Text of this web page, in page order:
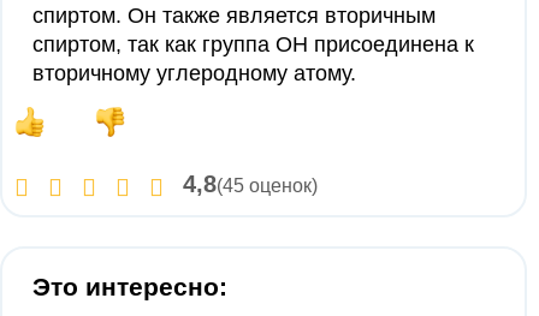
спиртом. Он также является вторичным
спиртом, так как группа ОН присоединена к
вторичному углеродному атому.
4,8(45 оценок)
Это интересно: